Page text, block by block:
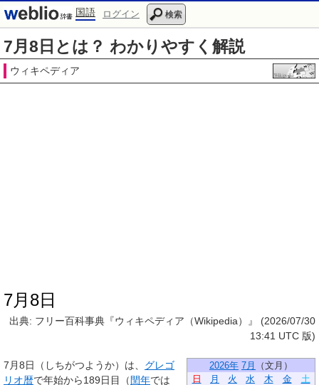
国語 ログイン 検索
7月8日とは？ わかりやすく解説
ウィキペディア
7月8日
出典: フリー百科事典『ウィキペディア（Wikipedia）』 (2026/07/30
13:41 UTC 版)
2026年 7月 （文月 ）
日
月 火 水 木 金
土
7月8日 （しちがつようか）は、 グレゴ
リオ暦で年始から189日目（閏年では